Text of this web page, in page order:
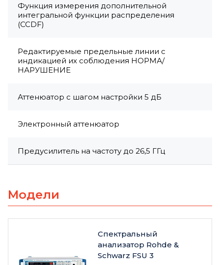
Функция измерения дополнительной
интегральной функции распределения
(CCDF)
Редактируемые предельные линии с
индикацией их соблюдения НОРМА/
НАРУШЕНИЕ
Аттенюатор с шагом настройки 5 дБ
Электронный аттенюатор
Предусилитель на частоту до 26,5 ГГц
Модели
Спектральный
анализатор Rohde &
Schwarz FSU 3